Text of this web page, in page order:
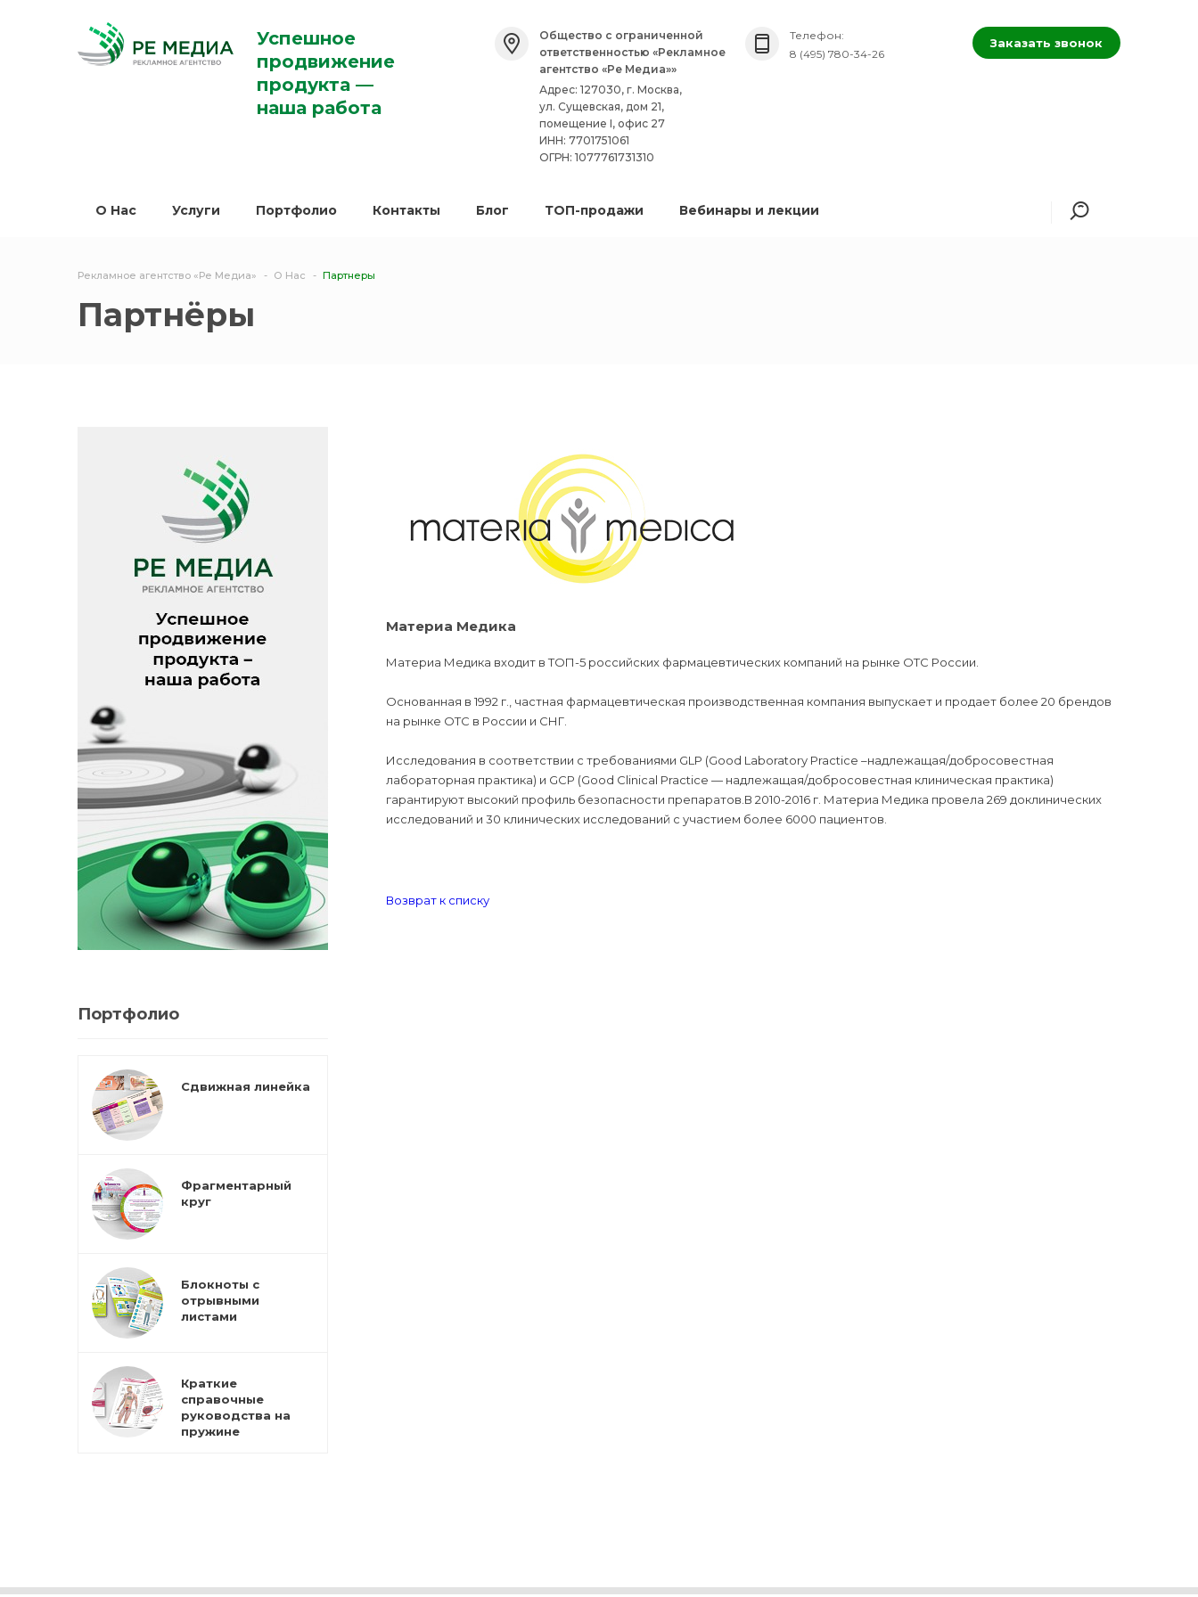
O Нас Услуги Портфолио Контакты Блог ТОП-продажи Вебинары и лекции
Успешное
продвижение
продукта —
наша работа
Общество с ограниченной
ответственностью «Рекламное
агентство «Ре Медиа»»
Адрес: 127030, г. Москва,
ул. Сущевская, дом 21,
помещение I, офис 27
ИНН: 7701751061
ОГРН: 1077761731310
Телефон:
8 (495) 780-34-26
Заказать звонок
Рекламное агентство «Ре Медиа» О Нас Партнеры
Партнёры
Портфолио
Сдвижная линейка
Фрагментарный
круг
Блокноты с
отрывными
листами
Краткие
справочные
руководства на
пружине
Материа Медика
Материа Медика входит в ТОП-5 российских фармацевтических компаний на рынке ОТС России.
Основанная в 1992 г., частная фармацевтическая производственная компания выпускает и продает более 20 брендов
на рынке ОТС в России и СНГ.
Исследования в соответствии с требованиями GLP (Good Laboratory Practice –надлежащая/добросовестная
лабораторная практика) и GCP (Good Clinical Practice — надлежащая/добросовестная клиническая практика)
гарантируют высокий профиль безопасности препаратов.В 2010-2016 г. Материа Медика провела 269 доклинических
исследований и 30 клинических исследований с участием более 6000 пациентов.
Возврат к списку